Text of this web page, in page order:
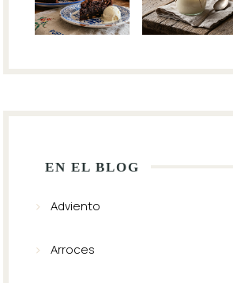
EN EL BLOG
Adviento
Arroces